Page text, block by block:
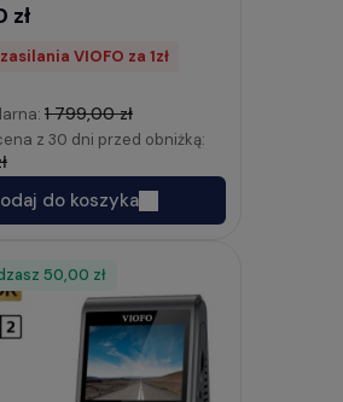
zł
VIOFO za 1zł
1 799,00 zł
z 30 dni przed obniżką:
do koszyka
50,00 zł